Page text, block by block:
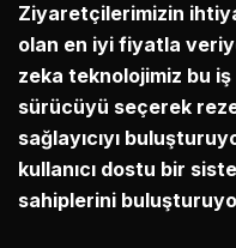
Ziyaretçilerimizin
olan en iyi fiyatla
zeka teknolojimiz bu
sürücüyü seçerek
sağlayıcıyı
kullanıcı dostu bir
sahiplerini